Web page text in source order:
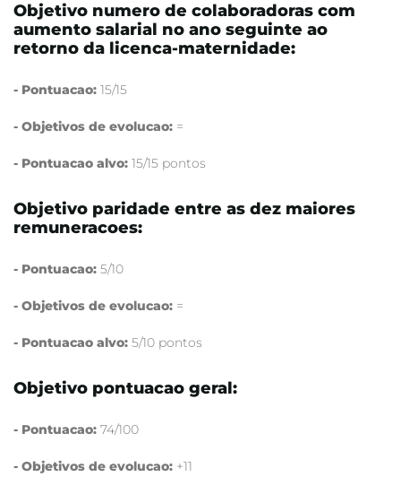
Objetivo numero de colaboradoras com
aumento salarial no ano seguinte ao
retorno da licenca-maternidade:
- Pontuacao: 15/15
- Objetivos de evolucao: =
- Pontuacao alvo: 15/15 pontos
Objetivo paridade entre as dez maiores
remuneracoes:
- Pontuacao: 5/10
- Objetivos de evolucao: =
- Pontuacao alvo: 5/10 pontos
Objetivo pontuacao geral:
- Pontuacao: 74/100
- Objetivos de evolucao: +11